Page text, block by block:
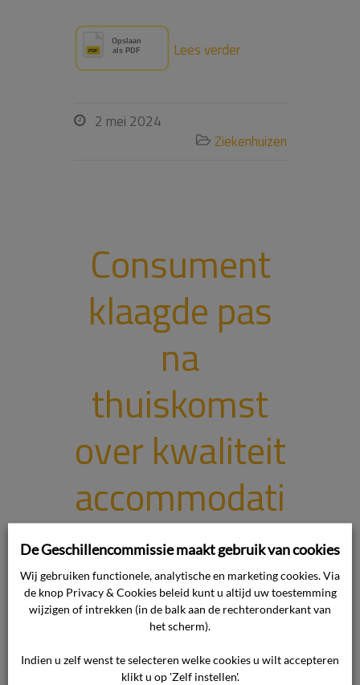
Lees verder
 2 mei 2024
 Ziekenhuizen
Consument
klaagde pas
na
thuiskomst
over kwaliteit
accommodati
e
Waar gaat de uitspraak over? De
consument heeft meerdere klachten
over de kwaliteit van de geboekte
accommodatie. De ondernemer voert
aan dat de consument niet heeft
De Geschillencommissie maakt gebruik van cookies
Wij gebruiken functionele, analytische en marketing cookies. Via
de knop Privacy & Cookies beleid kunt u altijd uw toestemming
wijzigen of intrekken (in de balk aan de rechteronderkant van
het scherm).
Indien u zelf wenst te selecteren welke cookies u wilt accepteren
klikt u op 'Zelf instellen'.